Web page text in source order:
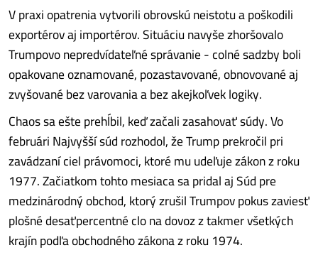
V praxi opatrenia vytvorili obrovskú neistotu a poškodili
exportérov aj importérov. Situáciu navyše zhoršovalo
Trumpovo nepredvídateľné správanie - colné sadzby boli
opakovane oznamované, pozastavované, obnovované aj
zvyšované bez varovania a bez akejkoľvek logiky.
Chaos sa ešte prehĺbil, keď začali zasahovať súdy. Vo
februári Najvyšší súd rozhodol, že Trump prekročil pri
zavádzaní ciel právomoci, ktoré mu udeľuje zákon z roku
1977. Začiatkom tohto mesiaca sa pridal aj Súd pre
medzinárodný obchod, ktorý zrušil Trumpov pokus zaviesť
plošné desaťpercentné clo na dovoz z takmer všetkých
krajín podľa obchodného zákona z roku 1974.